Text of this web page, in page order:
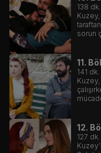
138 dk.
sorun
11.
141 dk.
Kuzey,
12.
127 dk.